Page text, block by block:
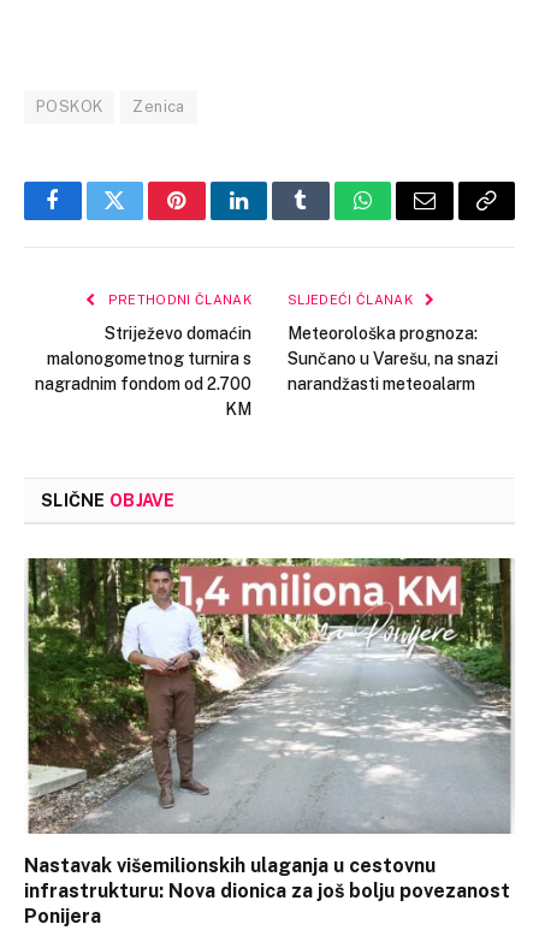
POSKOK Zenica
FacebookTwitterPinterestLinkedInTumblrWhatsApp
Email Copy
PRETHODNI ČLANAK
Striježevo domaćin
malonogometnog turnira s
nagradnim fondom od 2.700
KM
SLJEDEĆI ČLANAK
Meteorološka prognoza:
Sunčano u Varešu, na snazi
narandžasti meteoalarm
SLIČNE OBJAVE
Nastavak višemilionskih ulaganja u cestovnu
infrastrukturu: Nova dionica za još bolju povezanost
Ponijera